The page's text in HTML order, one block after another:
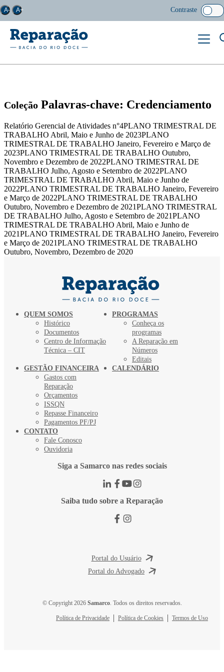
A- A+ Contraste
Coleção Palavras-chave: Credenciamento
Relatório Gerencial de Atividades n°4PLANO TRIMESTRAL DE
TRABALHO Abril, Maio e Junho de 2023PLANO
TRIMESTRAL DE TRABALHO Janeiro, Fevereiro e Março de
2023PLANO TRIMESTRAL DE TRABALHO Outubro,
Novembro e Dezembro de 2022PLANO TRIMESTRAL DE
TRABALHO Julho, Agosto e Setembro de 2022PLANO
TRIMESTRAL DE TRABALHO Abril, Maio e Junho de
2022PLANO TRIMESTRAL DE TRABALHO Janeiro, Fevereiro
e Março de 2022PLANO TRIMESTRAL DE TRABALHO
Outubro, Novembro e Dezembro de 2021PLANO TRIMESTRAL
DE TRABALHO Julho, Agosto e Setembro de 2021PLANO
TRIMESTRAL DE TRABALHO Abril, Maio e Junho de
2021PLANO TRIMESTRAL DE TRABALHO Janeiro, Fevereiro
e Março de 2021PLANO TRIMESTRAL DE TRABALHO
Outubro, Novembro, Dezembro de 2020
QUEM SOMOS
Histórico
Documentos
Centro de Informação
Técnica – CIT
PROGRAMAS
Conheça os
programas
A Reparação em
Números
Editais
GESTÃO FINANCEIRA
Gastos com
Reparação
Orçamentos
ISSQN
Repasse Financeiro
Pagamentos PF/PJ
CALENDÁRIO
CONTATO
Fale Conosco
Ouvidoria
Siga a Samarco nas redes sociais
Saiba tudo sobre a Reparação
Portal do Usuário
Portal do Advogado
© Copyright 2026 Samarco. Todos os direitos reservados.
Política de Privacidade Política de Cookies Termos de Uso